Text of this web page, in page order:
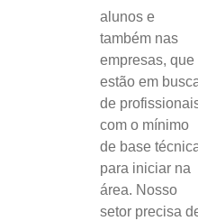
alunos e
também nas
empresas, que
estão em
de
com o mínimo
de base
para iniciar na
área. Nosso
setor precisa